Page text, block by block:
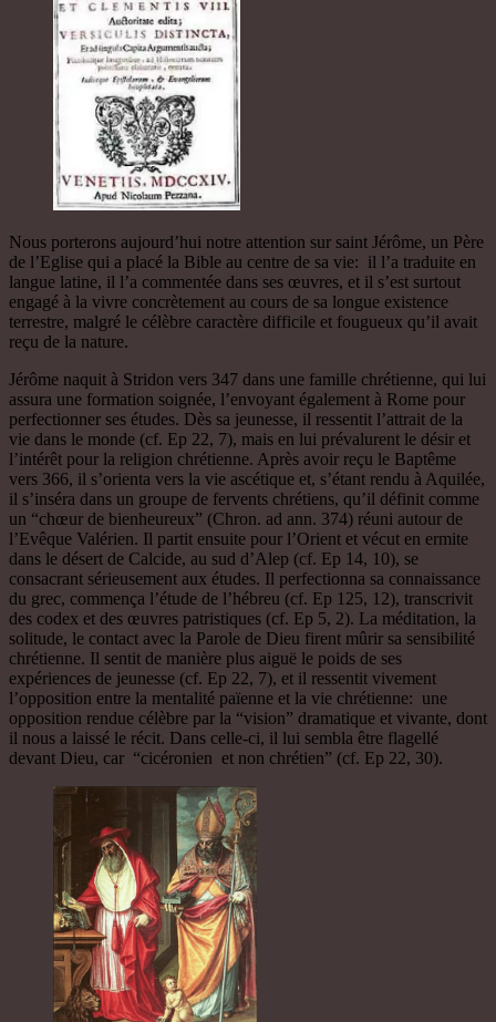
Nous porterons aujourd’hui notre attention sur saint Jérôme, un Père
de l’Eglise qui a placé la Bible au centre de sa vie: il l’a traduite en
langue latine, il l’a commentée dans ses œuvres, et il s’est surtout
engagé à la vivre concrètement au cours de sa longue existence
terrestre, malgré le célèbre caractère difficile et fougueux qu’il avait
reçu de la nature.
Jérôme naquit à Stridon vers 347 dans une famille chrétienne, qui lui
assura une formation soignée, l’envoyant également à Rome pour
perfectionner ses études. Dès sa jeunesse, il ressentit l’attrait de la
vie dans le monde (cf. Ep 22, 7), mais en lui prévalurent le désir et
l’intérêt pour la religion chrétienne. Après avoir reçu le Baptême
vers 366, il s’orienta vers la vie ascétique et, s’étant rendu à Aquilée,
il s’inséra dans un groupe de fervents chrétiens, qu’il définit comme
un “chœur de bienheureux” (Chron. ad ann. 374) réuni autour de
l’Evêque Valérien. Il partit ensuite pour l’Orient et vécut en ermite
dans le désert de Calcide, au sud d’Alep (cf. Ep 14, 10), se
consacrant sérieusement aux études. Il perfectionna sa connaissance
du grec, commença l’étude de l’hébreu (cf. Ep 125, 12), transcrivit
des codex et des œuvres patristiques (cf. Ep 5, 2). La méditation, la
solitude, le contact avec la Parole de Dieu firent mûrir sa sensibilité
chrétienne. Il sentit de manière plus aiguë le poids de ses
expériences de jeunesse (cf. Ep 22, 7), et il ressentit vivement
l’opposition entre la mentalité païenne et la vie chrétienne: une
opposition rendue célèbre par la “vision” dramatique et vivante, dont
il nous a laissé le récit. Dans celle-ci, il lui sembla être flagellé
devant Dieu, car “cicéronien et non chrétien” (cf. Ep 22, 30).